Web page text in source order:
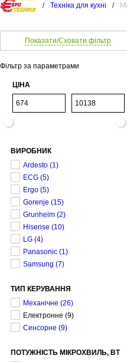
/ Техніка для кухні /
Показати/Сховати фільтр
Фільтр за параметрами
ЦІНА
ВИРОБНИК
Ardesto (1)
ECG (5)
Ergo (5)
Gorenje (15)
Grunhelm (2)
Hisense (10)
LG (4)
Panasonic (1)
Samsung (7)
ТИП КЕРУВАННЯ
Механічне (26)
Електронне (9)
Сенсорне (9)
ПОТУЖНІСТЬ МІКРОХВИЛЬ, ВТ